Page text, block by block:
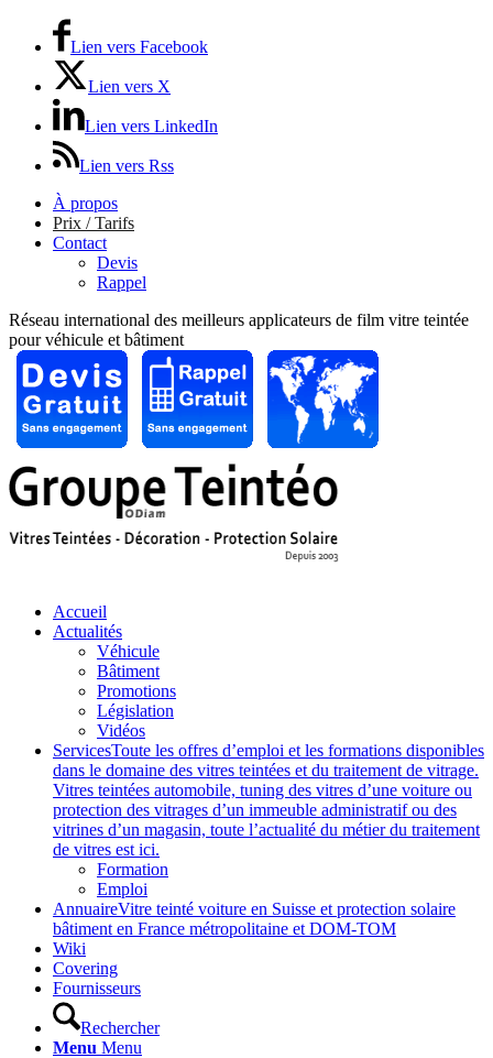
Lien vers Facebook
Lien vers X
Lien vers LinkedIn
Lien vers Rss
À propos
Prix / Tarifs
Contact
Devis
Rappel
Réseau international des meilleurs applicateurs de film vitre teintée
pour véhicule et bâtiment
Accueil
Actualités
Véhicule
Bâtiment
Promotions
Législation
Vidéos
ServicesToute les offres d’emploi et les formations disponibles
dans le domaine des vitres teintées et du traitement de vitrage.
Vitres teintées automobile, tuning des vitres d’une voiture ou
protection des vitrages d’un immeuble administratif ou des
vitrines d’un magasin, toute l’actualité du métier du traitement
de vitres est ici.
Formation
Emploi
AnnuaireVitre teinté voiture en Suisse et protection solaire
bâtiment en France métropolitaine et DOM-TOM
Wiki
Covering
Fournisseurs
Rechercher
Menu Menu